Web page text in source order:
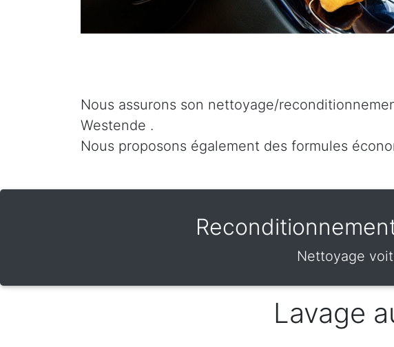
Nous assurons son nettoyage/
Westende .
Nous proposons également des formules
Nettoyage
Lavage